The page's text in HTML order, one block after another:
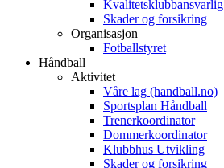
Kvalitetsklubbansvarlig
Skader og forsikring
Organisasjon
Fotballstyret
Håndball
Aktivitet
Våre lag (handball.no)
Sportsplan Håndball
Trenerkoordinator
Dommerkoordinator
Klubbhus Utvikling
Skader og forsikring